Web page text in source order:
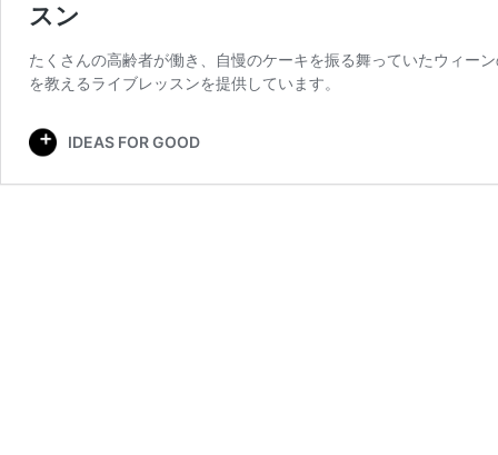
スン
たくさんの高齢者が働き、自慢のケーキを振る舞っていたウィー
を教えるライブレッスンを提供しています。
IDEAS FOR GOOD